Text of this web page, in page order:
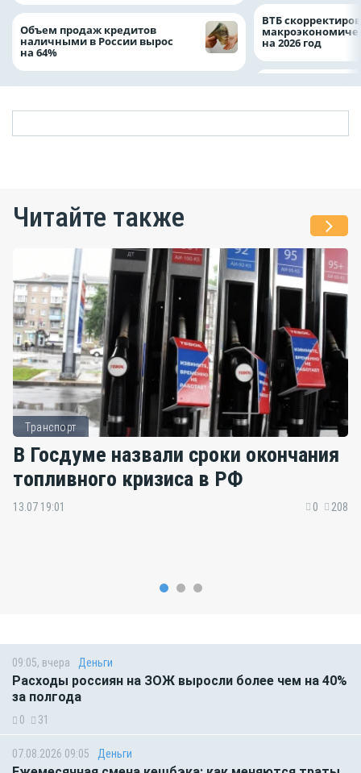
Объем продаж кредитов
наличными в России вырос
на 64%
ВТБ
на 2026 год
Читайте также
Транспорт
В Госдуме назвали сроки окончания
топливного кризиса в РФ
13.07 19:01 0 208
09:05, вчера Деньги
Расходы россиян на ЗОЖ выросли более чем на 40%
за полгода
0 31
07.08.2026 09:05 Деньги